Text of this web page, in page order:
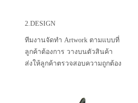
2.DESIGN
ทีมงานจัดทำ Artwork ตามแบบที่
ลูกค้าต้องการ วางบนตัวสินค้า
ส่งให้ลูกค้าตรวจสอบความถูกต้อง